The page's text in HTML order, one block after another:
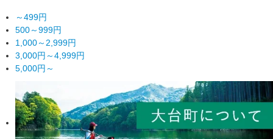
～499円
500～999円
1,000～2,999円
3,000円～4,999円
5,000円～